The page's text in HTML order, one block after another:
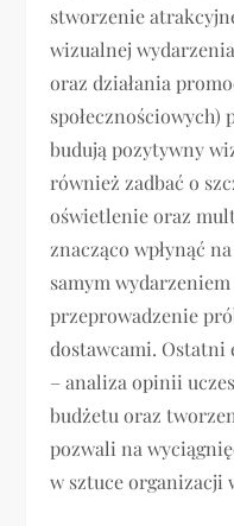
stworzenie
wizualnej
oraz działania
społecznościowych)
budują pozytywny
również zadbać o
oświetlenie oraz
znacząco wpłynąć
samym
przeprowadzenie
dostawcami. Ostatni
– analiza opinii
budżetu oraz
pozwali na
w sztuce organizacji